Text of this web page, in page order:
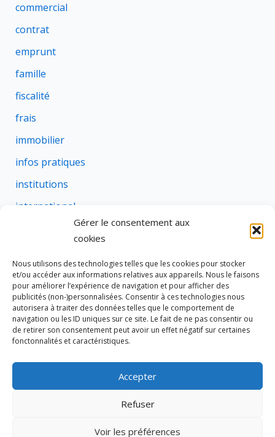
Gérer le consentement aux
cookies
Nous utilisons des technologies telles que les cookies pour stocker
et/ou accéder aux informations relatives aux appareils. Nous le faisons
pour améliorer l’expérience de navigation et pour afficher des
publicités (non-)personnalisées. Consentir à ces technologies nous
autorisera à traiter des données telles que le comportement de
navigation ou les ID uniques sur ce site. Le fait de ne pas consentir ou
de retirer son consentement peut avoir un effet négatif sur certaines
fonctonnalités et caractéristiques.
Accepter
Refuser
Voir les préférences
commercial
contrat
emprunt
famille
fiscalité
frais
immobilier
infos pratiques
institutions
international
rural
social
succession
suretes
Tous droits réservés © 2026 Cravate de Notaire